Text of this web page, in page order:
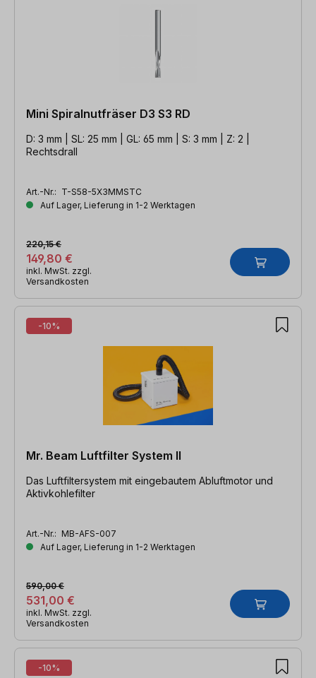
Mini Spiralnutfräser D3 S3 RD
D: 3 mm | SL: 25 mm | GL: 65 mm | S: 3 mm | Z: 2 |
Rechtsdrall
Art.-Nr.: T-S58-5X3MMSTC
Auf Lager, Lieferung in 1-2 Werktagen
149,80 €
220,15 €
inkl. MwSt. zzgl.
Versandkosten
-10%
Mr. Beam Luftfilter System II
Das Luftfiltersystem mit eingebautem Abluftmotor und
Aktivkohlefilter
Art.-Nr.: MB-AFS-007
Auf Lager, Lieferung in 1-2 Werktagen
531,00 €
590,00 €
inkl. MwSt. zzgl.
Versandkosten
-10%